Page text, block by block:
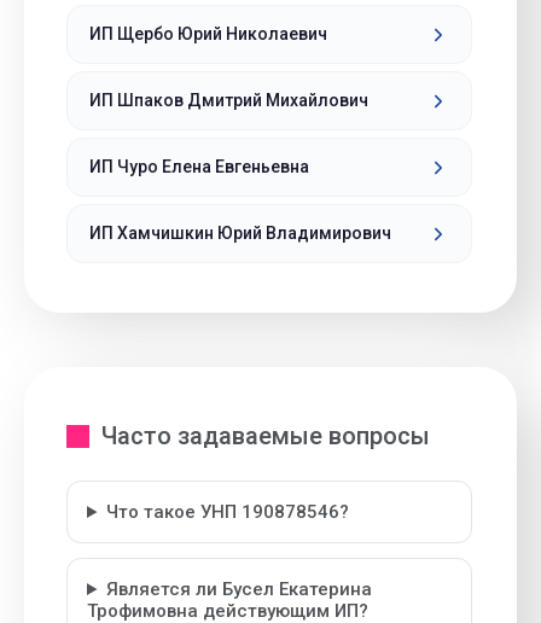
ИП Щербо Юрий Николаевич
ИП Шпаков Дмитрий Михайлович
ИП Чуро Елена Евгеньевна
ИП Хамчишкин Юрий Владимирович
Часто задаваемые вопросы
Что такое УНП 190878546?
Является ли Бусел Екатерина
Трофимовна действующим ИП?